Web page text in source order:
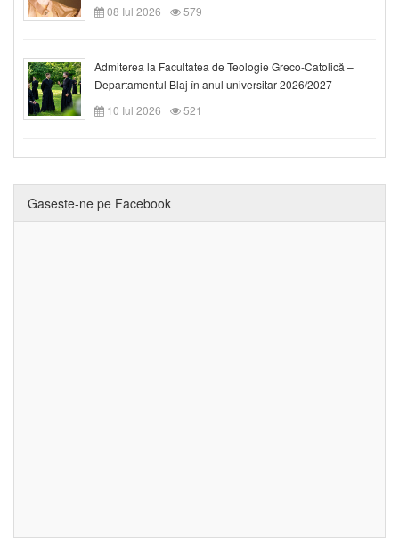
08 Iul 2026
579
Admiterea la Facultatea de Teologie Greco-Catolică –
Departamentul Blaj în anul universitar 2026/2027
10 Iul 2026
521
Gaseste-ne pe Facebook